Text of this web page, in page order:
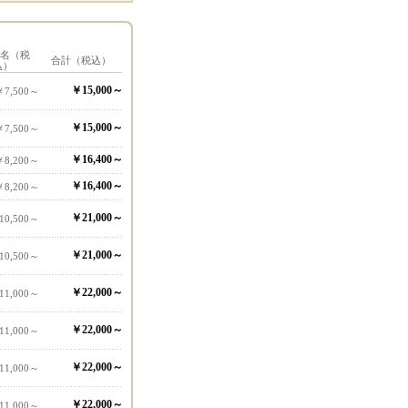
（税
合計（税込）
7,500～ ￥15,000～
7,500～ ￥15,000～
8,200～ ￥16,400～
8,200～ ￥16,400～
～ ￥21,000～
～ ￥21,000～
～ ￥22,000～
～ ￥22,000～
～ ￥22,000～
～ ￥22,000～